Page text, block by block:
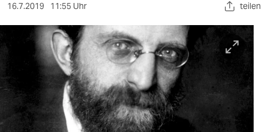
sport
berlin
nord
wahrheit
16.7.2019 11:55 Uhr teilen